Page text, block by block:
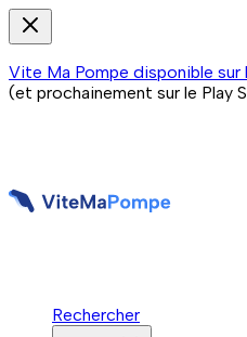
Vite Ma Pompe disponible sur
(et prochainement sur le Play
Rechercher